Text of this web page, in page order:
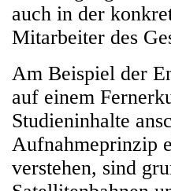
auch in der
Mitarbeiter des
Am Beispiel der
auf einem
Studieninhalte
Aufnahmeprinzip
verstehen, sind